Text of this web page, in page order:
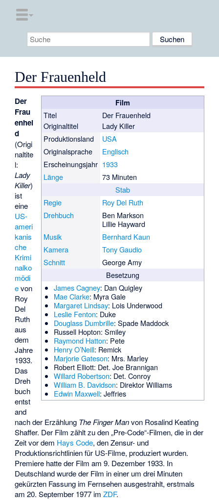
Der Frauenheld
Film
Titel
Der Frauenheld
Originaltitel
Lady Killer
Produktionsland
USA
Originalsprache
Englisch
Erscheinungsjahr 1933
Länge
73 Minuten
Stab
Regie
Roy Del Ruth
Drehbuch
Ben Markson
Lillie Hayward
Musik
Bernhard Kaun
Kamera
Tony Gaudio
Schnitt
George Amy
Besetzung
James Cagney: Dan Quigley
Mae Clarke: Myra Gale
Margaret Lindsay: Lois Underwood
Leslie Fenton: Duke
Douglass Dumbrille: Spade Maddock
Russell Hopton: Smiley
Raymond Hatton: Pete
Henry O’Neill: Remick
Marjorie Gateson: Mrs. Marley
Robert Elliott: Det. Joe Brannigan
Willard Robertson: Det. Conroy
William B. Davidson: Direktor Williams
Edwin Maxwell: Jeffries
Der
Frau
enhel
d
(Origi
naltite
l:
Lady
Killer)
ist
eine
US-
ameri
kanis
che
Krimi
nalko
mödi
evon
Roy
Del
Ruth
aus
dem
Jahre
1933.
Das
Dreh
buch
entst
and
nach der Erzählung The Finger Manvon Rosalind Keating
Shaffer. Der Film zählt zu den „Pre-Code“-Filmen, die in der
Zeit vor dem Hays Code, den Zensur- und
Produktionsrichtlinien für US-Filme, produziert wurden.
Premiere hatte der Film am 9. Dezember 1933. In
Deutschland wurde der Film in einer um drei Minuten
gekürzten Fassung im Fernsehen ausgestrahlt, erstmals
am 20. September 1977 imZDF.